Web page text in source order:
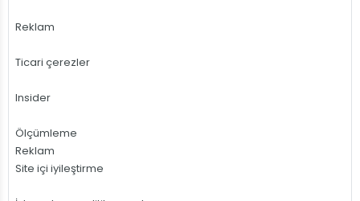
Reklam
Ticari çerezler
Insider
Ölçümleme
Reklam
Site içi iyileştirme